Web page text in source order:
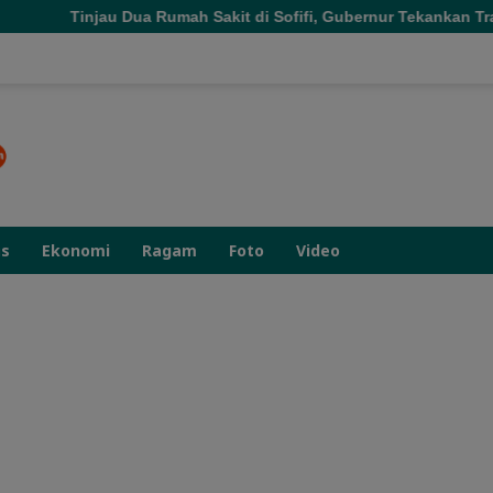
Tinjau Dua Rumah Sakit di Sofifi, Gubernur Tekankan
Ekonomi Ragam Foto Video